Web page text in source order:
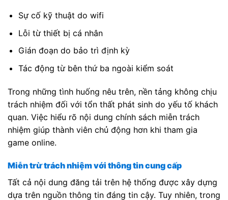
Sự cố kỹ thuật do wifi
Lỗi từ thiết bị cá nhân
Gián đoạn do bảo trì định kỳ
Tác động từ bên thứ ba ngoài kiểm soát
Trong những tình huống nêu trên, nền tảng không chịu
trách nhiệm đối với tổn thất phát sinh do yếu tố khách
quan. Việc hiểu rõ nội dung chính sách miễn trách
nhiệm giúp thành viên chủ động hơn khi tham gia
game online.
Miễn trừ trách nhiệm với thông tin cung cấp
Tất cả nội dung đăng tải trên hệ thống được xây dựng
dựa trên nguồn thông tin đáng tin cậy. Tuy nhiên, trong